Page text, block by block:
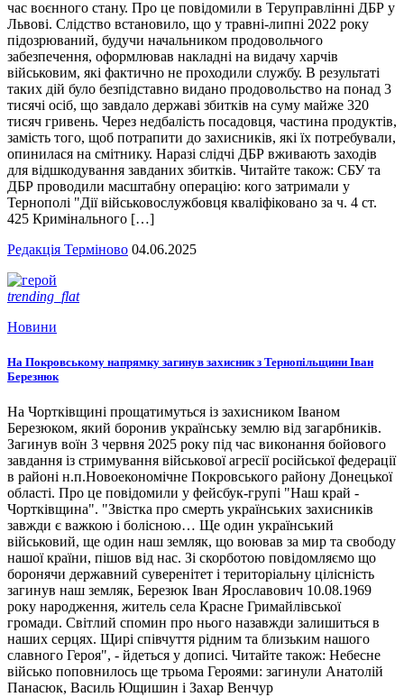
час воєнного стану. Про це повідомили в Теруправлінні ДБР у
Львові. Слідство встановило, що у травні-липні 2022 року
підозрюваний, будучи начальником продовольчого
забезпечення, оформлював накладні на видачу харчів
військовим, які фактично не проходили службу. В результаті
таких дій було безпідставно видано продовольство на понад 3
тисячі осіб, що завдало державі збитків на суму майже 320
тисяч гривень. Через недбалість посадовця, частина продуктів,
замість того, щоб потрапити до захисників, які їх потребували,
опинилася на смітнику. Наразі слідчі ДБР вживають заходів
для відшкодування завданих збитків. Читайте також: СБУ та
ДБР проводили масштабну операцію: кого затримали у
Тернополі "Дії військовослужбовця кваліфіковано за ч. 4 ст.
425 Кримінального […]
Редакція Терміново 04.06.2025
trending_flat
Новини
На Покровському напрямку загинув захисник з Тернопільщини Іван
Березнюк
На Чортківщині прощатимуться із захисником Іваном
Березюком, який боронив українську землю від загарбників.
Загинув воїн 3 червня 2025 року під час виконання бойового
завдання із стримування військової агресії російської федерації
в районі н.п.Новоекономічне Покровського району Донецької
області. Про це повідомили у фейсбук-групі "Наш край -
Чортківщина". "Звістка про смерть українських захисників
завжди є важкою і болісною… Ще один український
військовий, ще один наш земляк, що воював за мир та свободу
нашої країни, пішов від нас. Зі скорботою повідомляємо що
боронячи державний суверенітет і територіальну цілісність
загинув наш земляк, Березюк Іван Ярославович 10.08.1969
року народження, житель села Красне Гримайлівської
громади. Світлий спомин про нього назавжди залишиться в
наших серцях. Щирі співчуття рідним та близьким нашого
славного Героя", - йдеться у дописі. Читайте також: Небесне
військо поповнилось ще трьома Героями: загинули Анатолій
Панасюк, Василь Ющишин і Захар Венчур